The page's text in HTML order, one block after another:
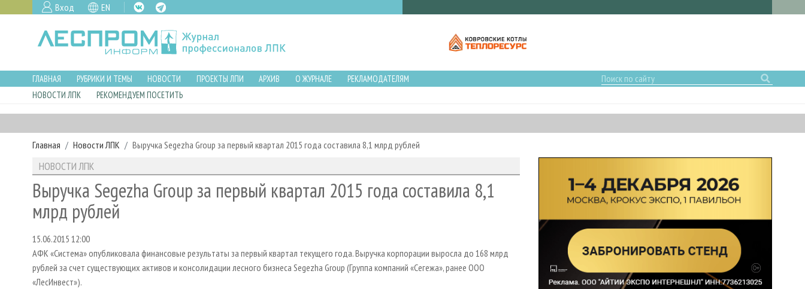
Вход EN
ГЛАВНАЯ РУБРИКИ И ТЕМЫ НОВОСТИ ПРОЕКТЫ ЛПИ АРХИВ О ЖУРНАЛЕ
РЕКЛАМОДАТЕЛЯМ
НОВОСТИ ЛПК
РЕКОМЕНДУЕМ ПОСЕТИТЬ
Главная Новости ЛПК Выручка Segezha Group за первый квартал 2015 года составила 8,1 млрд рублей
НОВОСТИ ЛПК
Выручка Segezha Group за первый квартал 2015 года составила 8,1
млрд рублей
15.06.2015 12:00
АФК «Система» опубликовала финансовые результаты за первый квартал текущего года. Выручка корпорации выросла до 168 млрд
рублей за счет существующих активов и консолидации лесного бизнеса Segezha Group (Группа компаний «Сегежа», ранее ООО
«ЛесИнвест»).